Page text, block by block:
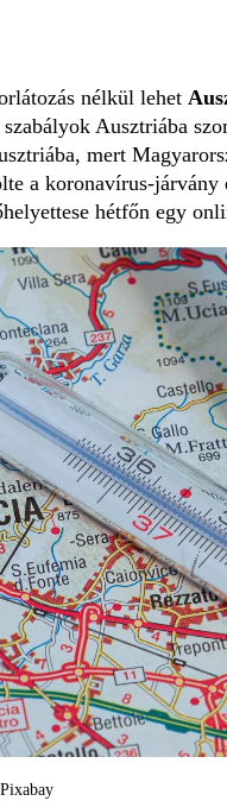
nélkül lehet
Ausztriába
mert
a koronavírus-
hétfőn egy